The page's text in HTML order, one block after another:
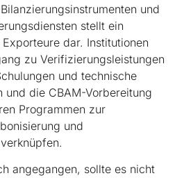
und
stellt ein
dar. Institutionen
zu Verifizierungsleistungen
und technische
und die CBAM-Vorbereitung
Programmen zur
und
angegangen, sollte es nicht